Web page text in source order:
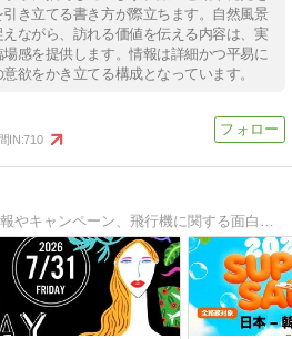
き立てる書き方が際立ちます。自然風景
ながら、訪れる価値を伝える内容は、実
感を提供します。情報は詳細かつ平易に
欲をかき立てる構成となっています。
IN:710
マイルを貯めるための情報やキャンペーン、飛行機に関する面白ネタなどを紹介しています。